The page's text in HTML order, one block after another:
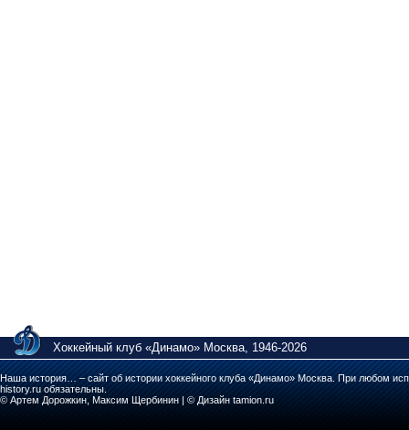
Хоккейный клуб «Динамо» Москва, 1946-2026
Наша история… – сайт об истории хоккейного клуба «Динамо» Москва. При любом
history.ru обязательны.
© Артем Дорожкин, Максим Щербинин | © Дизайн tamion.ru